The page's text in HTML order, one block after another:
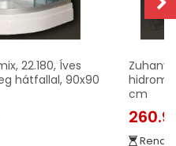
22.180, Íves
hátfallal, 90x90
cm